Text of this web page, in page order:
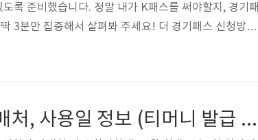
록 준비했습니다. 정말 내가 K패스를 써야할지, 경기패
3분만 집중해서 살펴봐 주세요! 더 경기패스 신청방법
세요. 더경기패스 신청을 위해 필요한 건 바로 신청 링
기후동행카드 신청, 판매처, 사용일 정보 (티머니 발급 & 편의점 실물카드)